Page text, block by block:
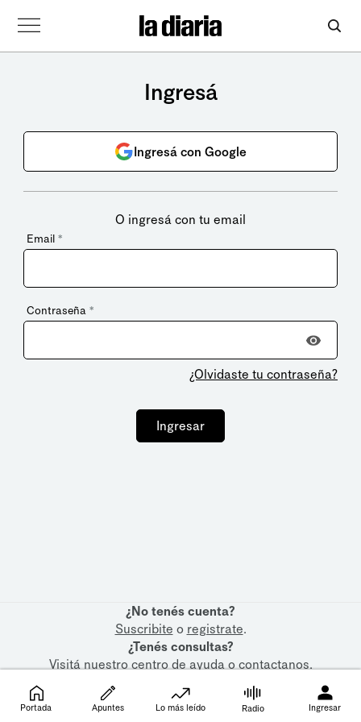
Ingresá
Ingresá con Google
O ingresá con tu email
Email *
Contraseña *
¿Olvidaste tu contraseña?
Ingresar
¿No tenés cuenta?
Suscribite o registrate.
¿Tenés consultas?
Visitá nuestrocentro de ayudaocontactanos.
Portada Apuntes Lo más leído Radio Ingresar